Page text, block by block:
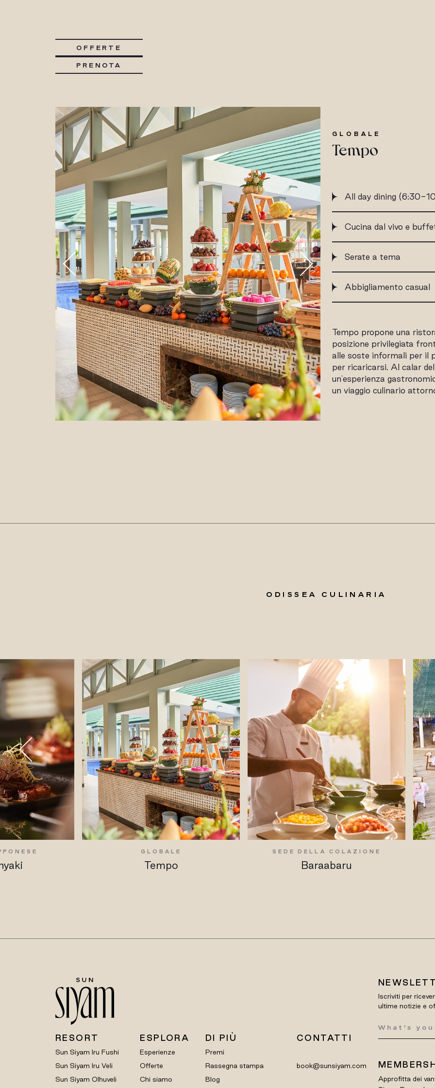
OFFERTE
PRENOTA
GLOBALE
Tempo
All day dining (6:30-
Cucina dal vivo e
Serate a tema
Abbigliamento casual
Tempo propone una
posizione privilegiata
alle soste informali per il
per ricaricarsi. Al calar
un'esperienza
un viaggio culinario
ODISSEA CULINARIA
GLOBALE
Tempo
SEDE DELLA COLAZIONE
Baraabaru
RESORT
Sun Siyam Iru Fushi
Sun Siyam Iru Veli
Sun Siyam Olhuveli
ESPLORA
Esperienze
Offerte
Chi siamo
DI PIÙ
Premi
Rassegna stampa
Blog
CONTATTI
book@sunsiyam.com
Iscriviti per
ultime notizie e
Approfitta dei